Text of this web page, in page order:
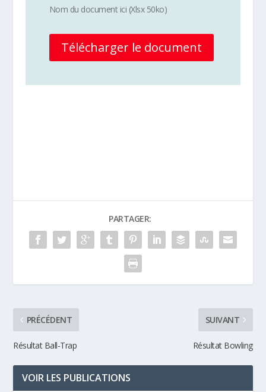
Nom du document ici (Xlsx 50ko)
Télécharger le document
PARTAGER:
PRÉCÉDENT
Résultat Ball-Trap
SUIVANT
Résultat Bowling
VOIR LES PUBLICATIONS